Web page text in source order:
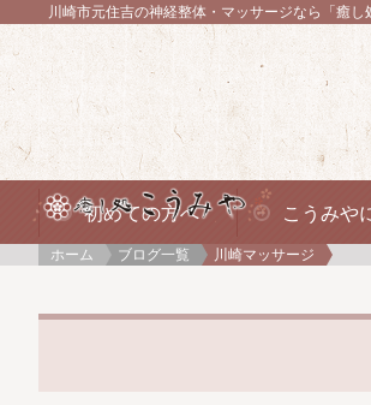
川崎市元住吉の神経整体・マッサージなら「癒し
初めての方へ こうみや
ホーム ブログ一覧 川崎マッサージ